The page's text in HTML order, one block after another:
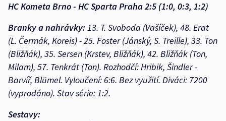
HC Kometa Brno - HC Sparta Praha 2:5 (1:0, 0:3, 1:2)
Branky a nahrávky: 13. T. Svoboda (Vašíček), 48. Erat
(L. Čermák, Koreis) - 25. Foster (Jánský, S. Treille), 33. Ton
(Bližňák), 35. Sersen (Krstev, Bližňák), 42. Bližňák (Ton,
Milam), 57. Tenkrát (Ton). Rozhodčí: Hribik, Šindler -
Barvíř, Blümel. Vyloučení: 6:6. Bez využití. Diváci: 7200
(vyprodáno). Stav série: 1:2.
Sestavy: